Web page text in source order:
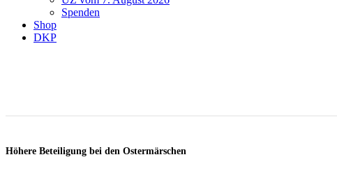
Spenden
Shop
DKP
Höhere Beteiligung bei den Ostermärschen